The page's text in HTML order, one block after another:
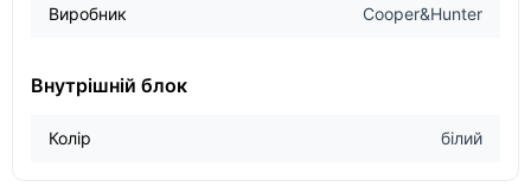
Виробник Cooper&Hunter
Внутрішній блок
Колір білий